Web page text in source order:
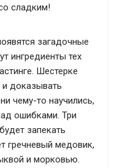
сладким!
загадочные
ингредиенты тех
Шестерке
и доказывать
чему-то научились,
ошибками. Три
запекать
гречневый медовик,
и морковью.